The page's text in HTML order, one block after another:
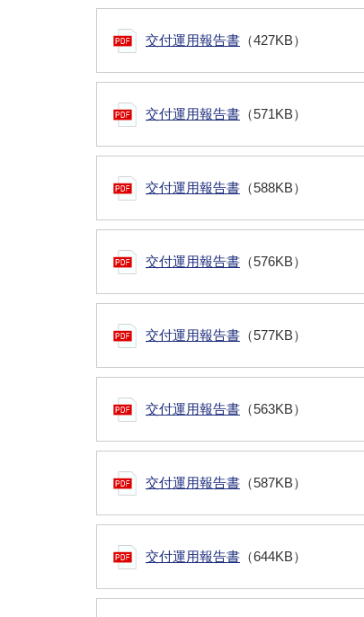
交付運用報告書 （427KB）
交付運用報告書 （571KB）
交付運用報告書 （588KB）
交付運用報告書 （576KB）
交付運用報告書 （577KB）
交付運用報告書 （563KB）
交付運用報告書 （587KB）
交付運用報告書 （644KB）